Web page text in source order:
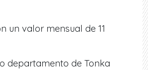
un valor mensual de 11
departamento de Tonka